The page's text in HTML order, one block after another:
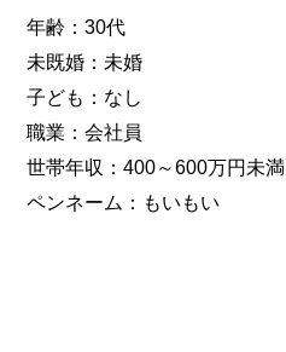
年齢：30代
未既婚：未婚
子ども：なし
職業：会社員
世帯年収：400～600万円未満
ペンネーム：もいもい